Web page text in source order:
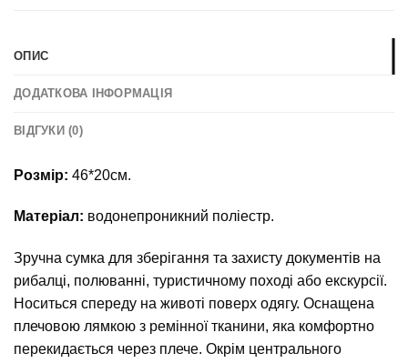
ОПИС
ДОДАТКОВА ІНФОРМАЦІЯ
ВІДГУКИ (0)
Розмір: 46*20см.
Матеріал: водонепроникний поліестр.
Зручна сумка для зберігання та захисту документів на
рибалці, полюванні, туристичному поході або екскурсії.
Носиться спереду на животі поверх одягу. Оснащена
плечовою лямкою з ремінної тканини, яка комфортно
перекидається через плече. Окрім центрального